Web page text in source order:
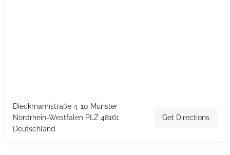
Dieckmannstraße 4-10 Münster
Nordrhein-Westfalen PLZ 48161
Deutschland
Get Directions